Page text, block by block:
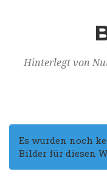
Hinterlegt von
Es wurden noch
Bilder für diesen